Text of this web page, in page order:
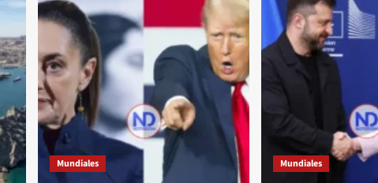
Mundiales Mundiales